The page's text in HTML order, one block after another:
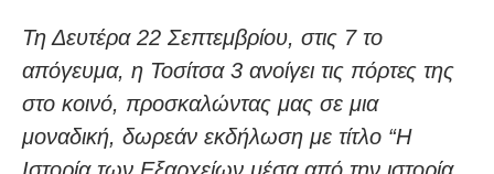
Τη Δευτέρα 22 Σεπτεμβρίου, στις 7 το
απόγευμα, η Τοσίτσα 3 ανοίγει τις πόρτες της
στο κοινό, προσκαλώντας μας σε μια
μοναδική, δωρεάν εκδήλωση με τίτλο “Η